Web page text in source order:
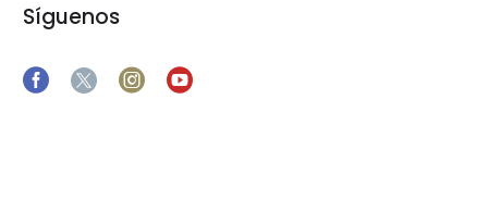
Síguenos